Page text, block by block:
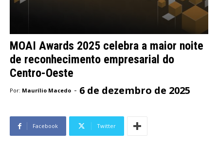
MOAI Awards 2025 celebra a maior noite
de reconhecimento empresarial do
Centro-Oeste
Por: Maurílio Macedo - 6 de dezembro de 2025
Facebook Twitter